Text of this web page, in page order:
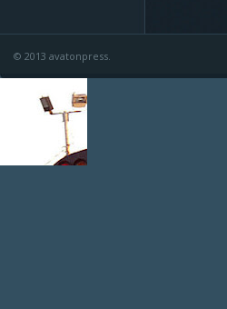
© 2013 avatonpress.